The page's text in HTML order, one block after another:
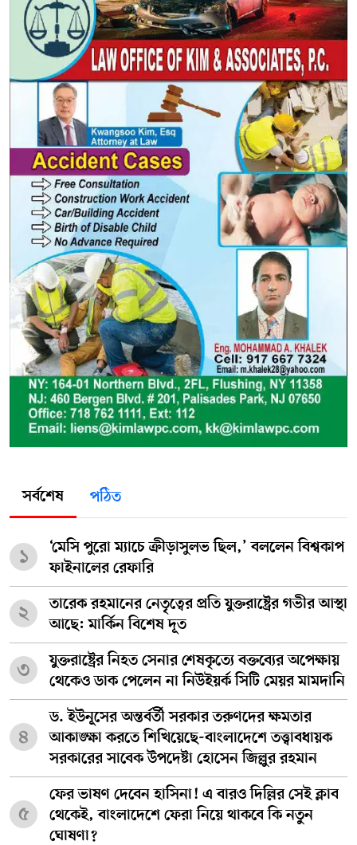
সর্বশেষ পঠিত
১
‘মেসি পুরো ম্যাচে ক্রীড়াসুলভ ছিল,’ বললেন বিশ্বকাপ
ফাইনালের রেফারি
২
তারেক রহমানের নেতৃত্বের প্রতি যুক্তরাষ্ট্রের গভীর আস্থা
আছে: মার্কিন বিশেষ দূত
৩
যুক্তরাষ্ট্রের নিহত সেনার শেষকৃত্যে বক্তব্যের অপেক্ষায়
থেকেও ডাক পেলেন না নিউইয়র্ক সিটি মেয়র মামদানি
৪
ড. ইউনূসের অন্তর্বর্তী সরকার তরুণদের ক্ষমতার
আকাঙ্ক্ষা করতে শিখিয়েছে-বাংলাদেশে তত্ত্বাবধায়ক
সরকারের সাবেক উপদেষ্টা হোসেন জিল্লুর রহমান
৫
ফের ভাষণ দেবেন হাসিনা! এ বারও দিল্লির সেই ক্লাব
থেকেই, বাংলাদেশে ফেরা নিয়ে থাকবে কি নতুন
ঘোষণা?